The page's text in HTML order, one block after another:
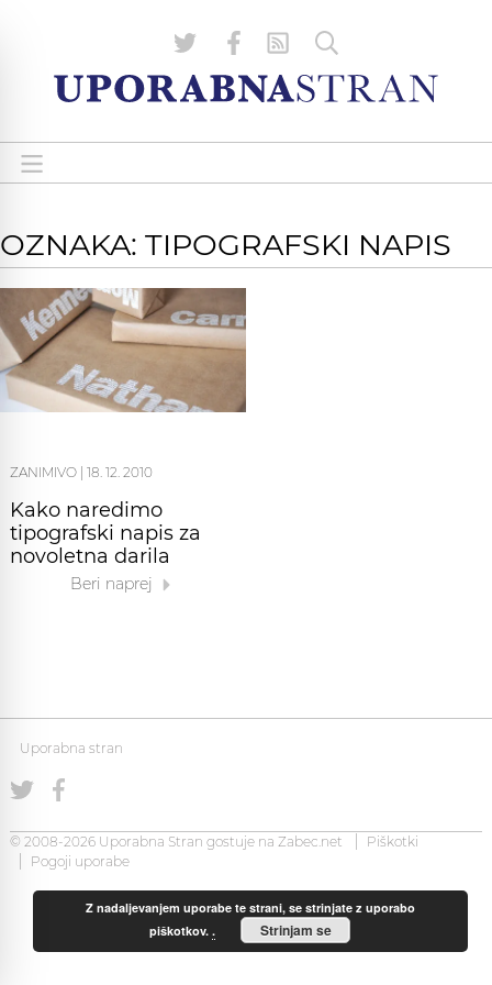
OZNAKA: TIPOGRAFSKI NAPIS
ZANIMIVO 18. 12. 2010
Kako naredimo
tipografski napis za
novoletna darila
Beri naprej
Uporabna stran
© 2008-2026 Uporabna Stran gostuje na Zabec.net
Piškotki
Pogoji uporabe
Z nadaljevanjem uporabe te strani, se strinjate z uporabo
piškotkov.. Strinjam se